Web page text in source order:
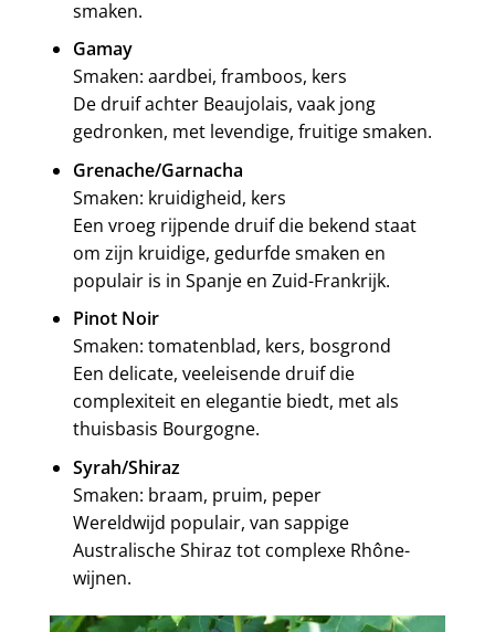
smaken.
Gamay
Smaken: aardbei, framboos, kers
De druif achter Beaujolais, vaak jong
gedronken, met levendige, fruitige smaken.
Grenache/Garnacha
Smaken: kruidigheid, kers
Een vroeg rijpende druif die bekend staat
om zijn kruidige, gedurfde smaken en
populair is in Spanje en Zuid-Frankrijk.
Pinot Noir
Smaken: tomatenblad, kers, bosgrond
Een delicate, veeleisende druif die
complexiteit en elegantie biedt, met als
thuisbasis Bourgogne.
Syrah/Shiraz
Smaken: braam, pruim, peper
Wereldwijd populair, van sappige
Australische Shiraz tot complexe Rhône-
wijnen.